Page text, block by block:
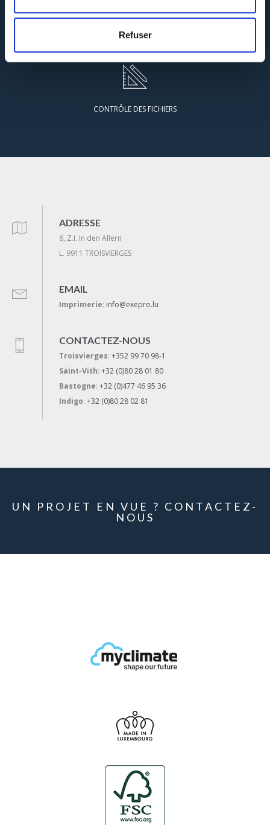
Refuser
GARANTIE QUALITÉ
CONTRÔLE DES FICHIERS
ADRESSE
6, Z.I. In den Allern
L. 9911 TROISVIERGES
EMAIL
Imprimerie: info@exepro.lu
CONTACTEZ-NOUS
Troisvierges: +352 99 70 98-1
Saint-Vith: +32 (0)80 28 01 80
Bastogne: +32 (0)477 46 95 36
Indigo: +32 (0)80 28 02 81
UN PROJET EN VUE ? CONTACTEZ-
NOUS